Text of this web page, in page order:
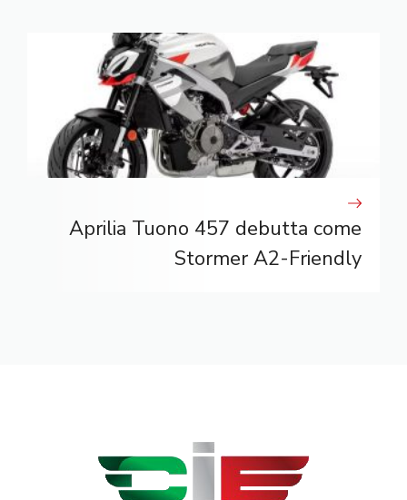
Aprilia Tuono 457 debutta come
Stormer A2-Friendly